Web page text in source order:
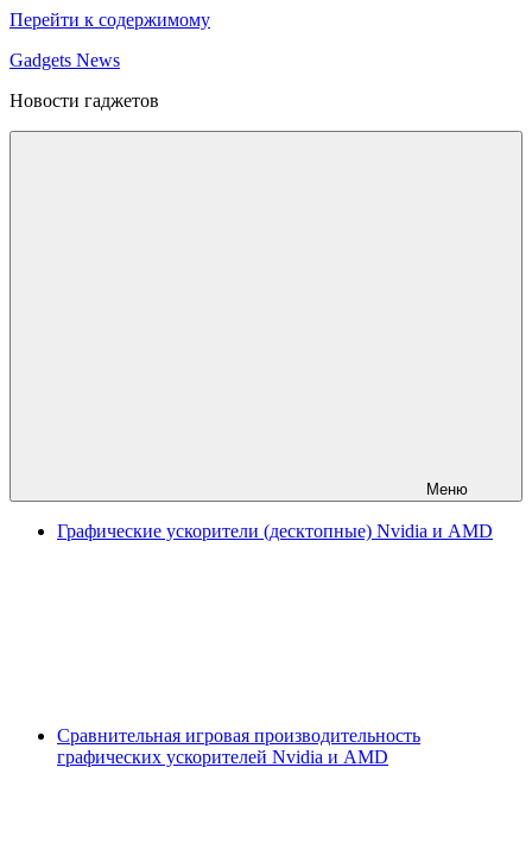
Перейти к содержимому
Gadgets News
Новости гаджетов
Меню
Графические ускорители (десктопные) Nvidia и AMD
Сравнительная игровая производительность
графических ускорителей Nvidia и AMD